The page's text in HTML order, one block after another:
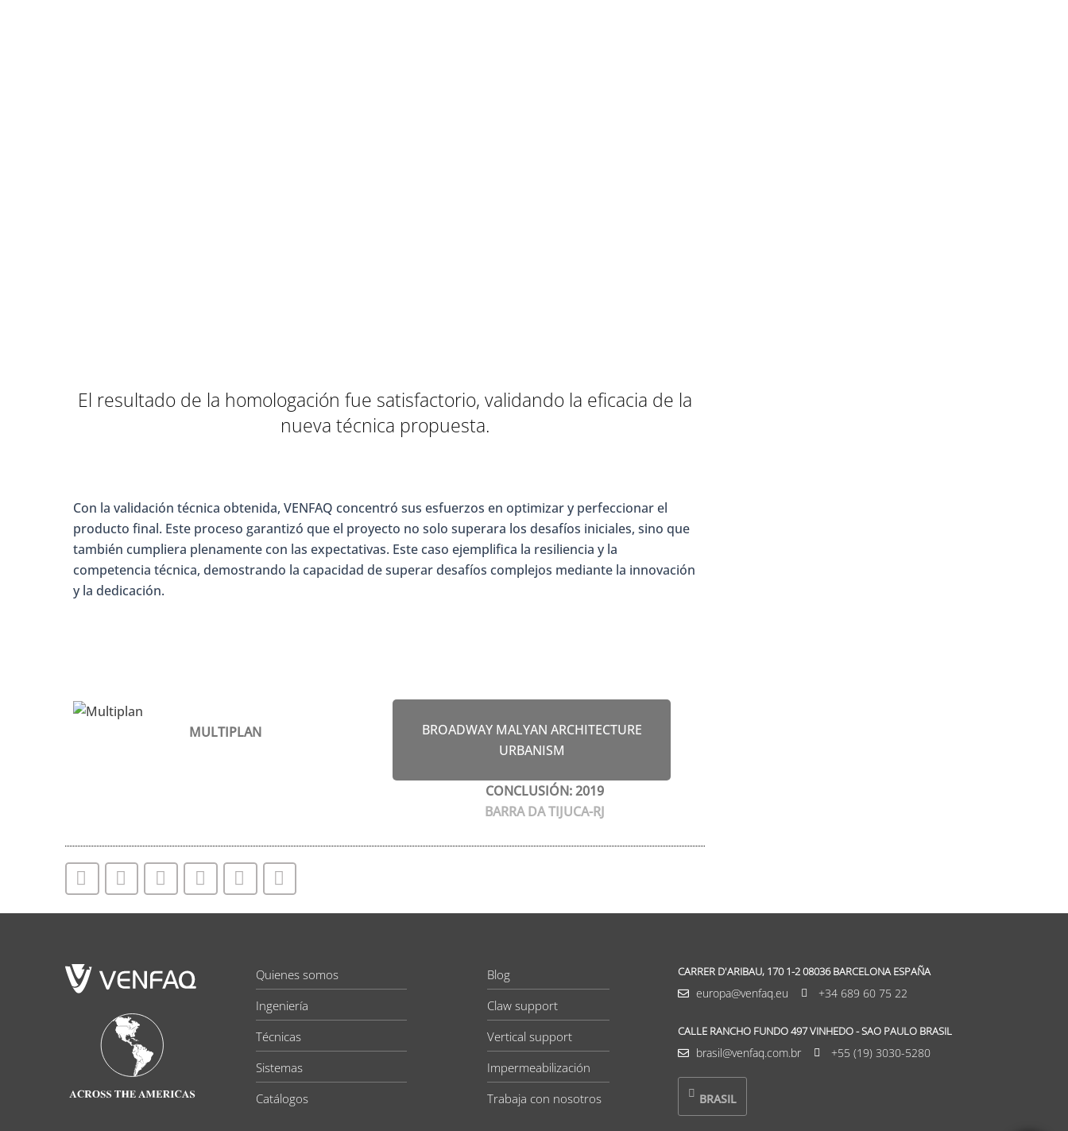
El resultado de la homologación fue satisfactorio, validando la eficacia de la
nueva técnica propuesta.
Con la validación técnica obtenida, VENFAQ concentró sus esfuerzos en optimizar y perfeccionar el
producto final. Este proceso garantizó que el proyecto no solo superara los desafíos iniciales, sino que
también cumpliera plenamente con las expectativas. Este caso ejemplifica la resiliencia y la
competencia técnica, demostrando la capacidad de superar desafíos complejos mediante la innovación
y la dedicación.
MULTIPLAN
BROADWAY MALYAN ARCHITECTURE
URBANISM
CONCLUSIÓN: 2019
BARRA DA TIJUCA-RJ
Quienes somos
Ingeniería
Técnicas
Sistemas
Catálogos
Blog
Claw support
Vertical support
Impermeabilización
Trabaja con nosotros
CARRER D'ARIBAU, 170 1-2 08036 BARCELONA ESPAÑA
europa@venfaq.eu +34 689 60 75 22
CALLE RANCHO FUNDO 497VINHEDO- SAO PAULO BRASIL
brasil@venfaq.com.br +55 (19) 3030-5280
BRASIL